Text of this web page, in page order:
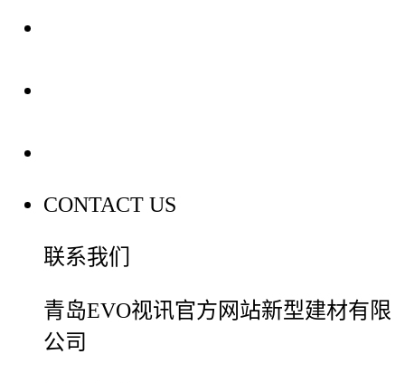
CONTACT US
联系我们
青岛EVO视讯官方网站新型建材有限
公司